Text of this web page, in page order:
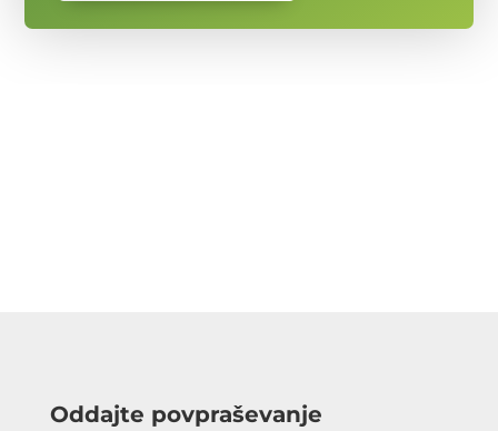
Oddajte povpraševanje